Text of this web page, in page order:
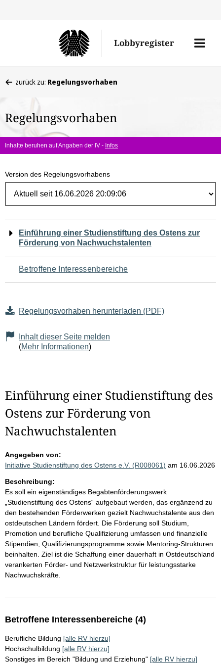
Lobbyregister
Menü
befinden
hier:
zurück zu: Regelungsvorhaben
Regelungsvorhaben
Inhalte beruhen auf Angaben der IV - Infos
Version des Regelungsvorhabens
Navigation
für
den
Einführung einer Studienstiftung des Ostens zur
Förderung von Nachwuchstalenten
Betroffene Interessenbereiche
Regelungsvorhaben herunterladen (PDF)
Inhalt dieser Seite melden
(Mehr Informationen)
Einführung einer Studienstiftung des
Ostens zur Förderung von
Nachwuchstalenten
Angegeben von:
Initiative Studienstiftung des Ostens e.V. (R008061) am 16.06.2026
Beschreibung:
Es soll ein eigenständiges Begabtenförderungswerk
„Studienstiftung des Ostens“ aufgebaut werden, das ergänzend zu
den bestehenden Förderwerken gezielt Nachwuchstalente aus den
ostdeutschen Ländern fördert. Die Förderung soll Studium,
Promotion und berufliche Qualifizierung umfassen und finanzielle
Stipendien, Qualifizierungsprogramme sowie Mentoring-Strukturen
beinhalten. Ziel ist die Schaffung einer dauerhaft in Ostdeutschland
verankerten Förder- und Netzwerkstruktur für leistungsstarke
Nachwuchskräfte.
Betroffene Interessenbereiche (4)
Berufliche Bildung [alle RV hierzu]
Hochschulbildung [alle RV hierzu]
Sonstiges im Bereich "Bildung und Erziehung" [alle RV hierzu]